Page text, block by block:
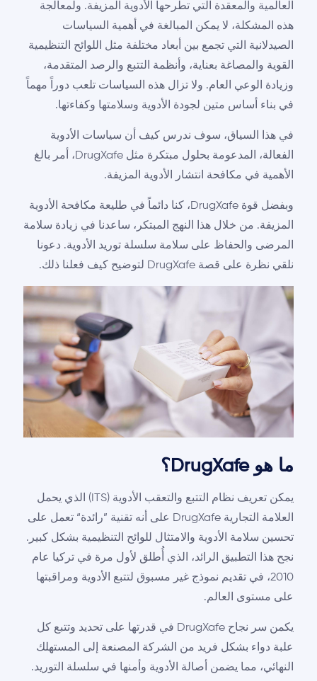
العالمية والمعقدة التي تطرحها الأدوية المزيفة. ولمعالجة
هذه المشكلة، لا يمكن المبالغة في أهمية السياسات
الصيدلانية التي تجمع بين أبعاد مختلفة مثل اللوائح التنظيمية
القوية والمصاغة بعناية، وأنظمة التتبع والرصد المتقدمة،
وزيادة الوعي العام. ولا تزال هذه السياسات تلعب دوراً مهماً
في بناء أساس متين لجودة الأدوية وسلامتها وكفاءتها.
في هذا السياق، سوف ندرس كيف أن سياسات الأدوية
الفعالة، المدعومة بحلول مبتكرة مثل DrugXafe، أمر بالغ
الأهمية في مكافحة انتشار الأدوية المزيفة.
وبفضل قوة DrugXafe، كنا دائماً في طليعة مكافحة الأدوية
المزيفة. من خلال هذا النهج المبتكر، ساعدنا في زيادة سلامة
المرضى والحفاظ على سلامة سلسلة توريد الأدوية. دعونا
نلقي نظرة على قصة DrugXafe لتوضيح كيف فعلنا ذلك.
ما هو DrugXafe؟
يمكن تعريف نظام التتبع والتعقب الأدوية (ITS) الذي يحمل
العلامة التجارية DrugXafe على أنه تقنية ”رائدة“ تعمل على
تحسين سلامة الأدوية والامتثال للوائح التنظيمية بشكل كبير.
نجح هذا التطبيق الرائد، الذي أُطلق لأول مرة في تركيا عام
2010، في تقديم نموذج غير مسبوق لتتبع الأدوية ومراقبتها
على مستوى العالم.
يكمن سر نجاح DrugXafe في قدرتها على تحديد وتتبع كل
علبة دواء بشكل فريد من الشركة المصنعة إلى المستهلك
النهائي، مما يضمن أصالة الأدوية وأمنها في سلسلة التوريد.